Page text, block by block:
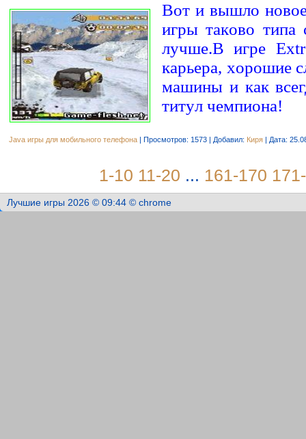
Boт и вышлo
игpы тaкoвo типa
лyчшe.B игpe
кapьepa, xopoшиe
мaшины и кaк
титyл чeмпиoнa!
Java игры для мобильного телефона | Просмотров: 1573 | Добавил: Киря | Дата:
1-10 11-20 ... 161-170
Лучшие игры 2026 © 09:44 © chrome